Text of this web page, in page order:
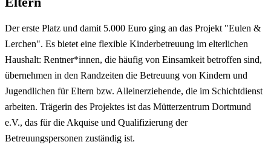
Der erste Platz und damit 5.000 Euro ging an das Projekt "Eulen &
Lerchen". Es bietet eine flexible Kinderbetreuung im elterlichen
Haushalt: Rentner*innen, die häufig von Einsamkeit betroffen sind,
übernehmen in den Randzeiten die Betreuung von Kindern und
Jugendlichen für Eltern bzw. Alleinerziehende, die im Schichtdienst
arbeiten. Trägerin des Projektes ist das Mütterzentrum Dortmund
e.V., das für die Akquise und Qualifizierung der
Betreuungspersonen zuständig ist.